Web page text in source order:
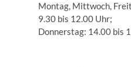
Montag, Mittwoch,
9.30 bis 12.00 Uhr;
Donnerstag: 14.00 bis